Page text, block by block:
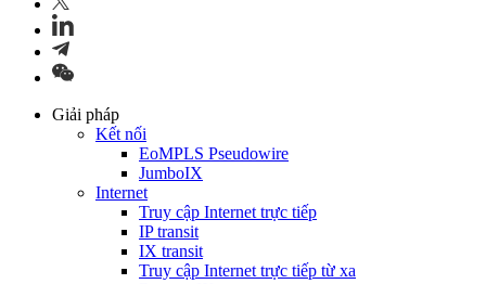
Giải pháp
Kết nối
EoMPLS Pseudowire
JumboIX
Internet
Truy cập Internet trực tiếp
IP transit
IX transit
Truy cập Internet trực tiếp từ xa